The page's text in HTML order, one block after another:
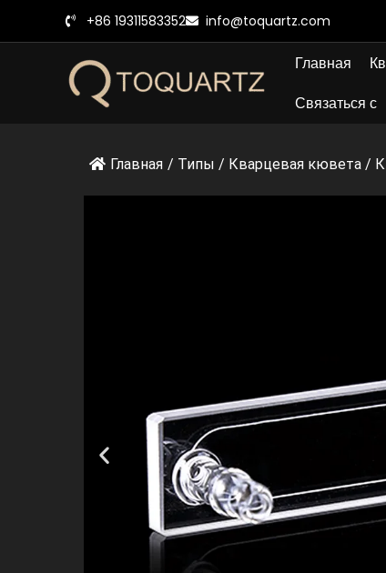
содержанию
+86 19311583352 info@toquartz.com
Главная
Связаться с
Главная / Типы / Кварцевая кювета /